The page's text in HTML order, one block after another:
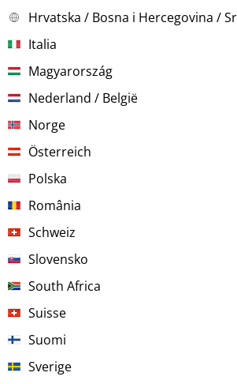
Hrvatska / Bosna i Hercegovina /
Italia
Magyarország
Nederland / België
Norge
Österreich
Polska
România
Schweiz
Slovensko
South Africa
Suisse
Suomi
Sverige